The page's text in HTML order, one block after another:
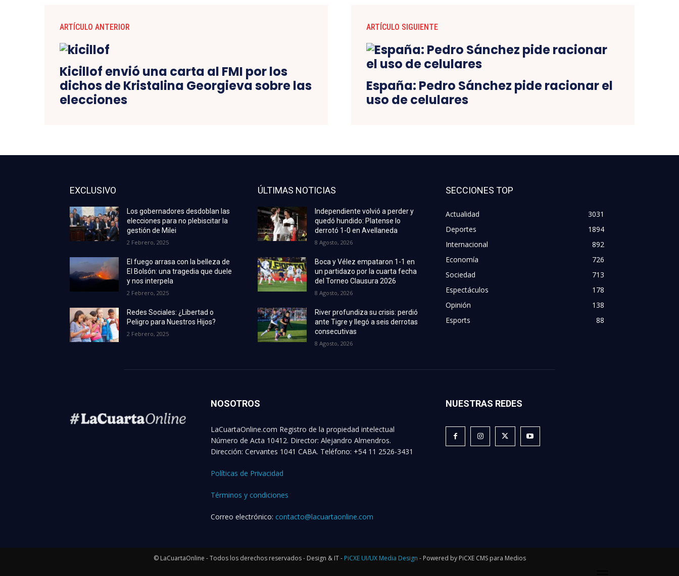
ARTÍCULO ANTERIOR
Kicillof envió una carta al FMI por los
dichos de Kristalina Georgieva sobre las
elecciones
ARTÍCULO SIGUIENTE
España: Pedro Sánchez pide racionar el
uso de celulares
EXCLUSIVO
Los gobernadores desdoblan las
elecciones para no plebiscitar la
gestión de Milei
2 Febrero, 2025
El fuego arrasa con la belleza de
El Bolsón: una tragedia que duele
y nos interpela
2 Febrero, 2025
Redes Sociales: ¿Libertad o
Peligro para Nuestros Hijos?
2 Febrero, 2025
ÚLTIMAS NOTICIAS
Independiente volvió a perder y
quedó hundido: Platense lo
derrotó 1-0 en Avellaneda
8 Agosto, 2026
Boca y Vélez empataron 1-1 en
un partidazo por la cuarta fecha
del Torneo Clausura 2026
8 Agosto, 2026
River profundiza su crisis: perdió
ante Tigre y llegó a seis derrotas
consecutivas
8 Agosto, 2026
SECCIONES TOP
Actualidad
3031
Deportes
1894
Internacional
892
Economía
726
Sociedad
713
Espectáculos
178
Opinión
138
Esports
88
NOSOTROS
LaCuartaOnline.com Registro de la propiedad intelectual
Número de Acta 10412. Director: Alejandro Almendros.
Dirección: Cervantes 1041 CABA. Teléfono: +54 11 2526-3431
Políticas de Privacidad
Términos y condiciones
Correo electrónico: contacto@lacuartaonline.com
NUESTRAS REDES
© LaCuartaOnline - Todos los derechos reservados - Design & IT - PiCXE UI/UX Media Design - Powered by PiCXE CMS para Medios